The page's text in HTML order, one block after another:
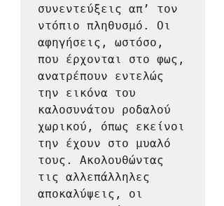
συνεντεύξεις απ’ τον
ντόπιο πληθυσμό. Οι
αφηγήσεις, ωστόσο,
που έρχονται στο φως,
ανατρέπουν εντελώς
την εικόνα του
καλοσυνάτου ροδαλού
χωρικού, όπως εκείνοι
την έχουν στο μυαλό
τους. Ακολουθώντας
τις αλλεπάλληλες
αποκαλύψεις, οι